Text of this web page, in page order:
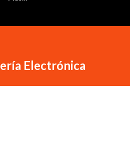
Electrónica